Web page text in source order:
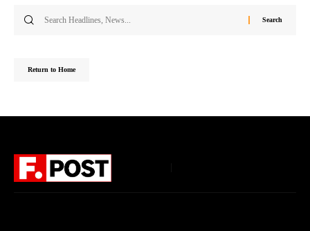
Return to Home